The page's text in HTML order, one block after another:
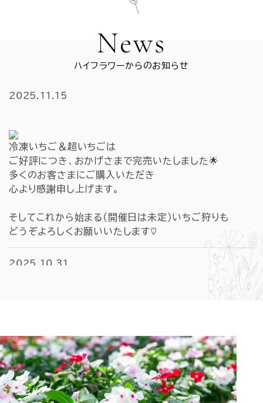
News
ハイフラワーからのお知らせ
2025.11.15
冷凍いちご＆超いちごは
ご好評につき、おかげさまで完売いたしました🌟
多くのお客さまにご購入いただき
心より感謝申し上げます。
そしてこれから始まる(開催日は未定)いちご狩りも
どうぞよろしくお願いいたします♡
2025.10.31
こちらのハイフラワーのHPのお問い合わせホームが
があることが判明いたしました。
期間中にお問い合わせいただきました皆様には
多大なるご迷惑をおかけしましたことをお詫び申し上げ
ます。